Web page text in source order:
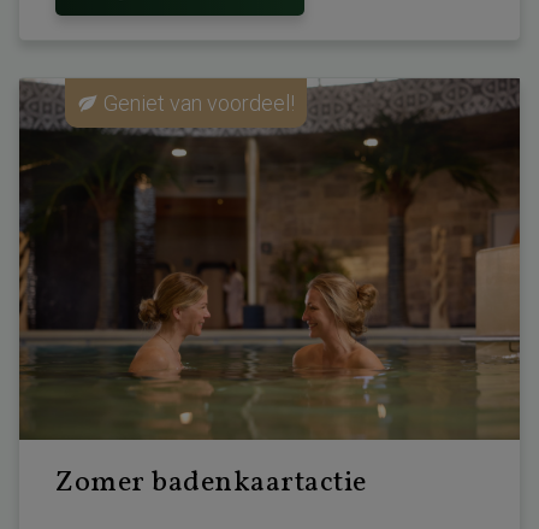
Geniet van voordeel!
Zomer badenkaartactie